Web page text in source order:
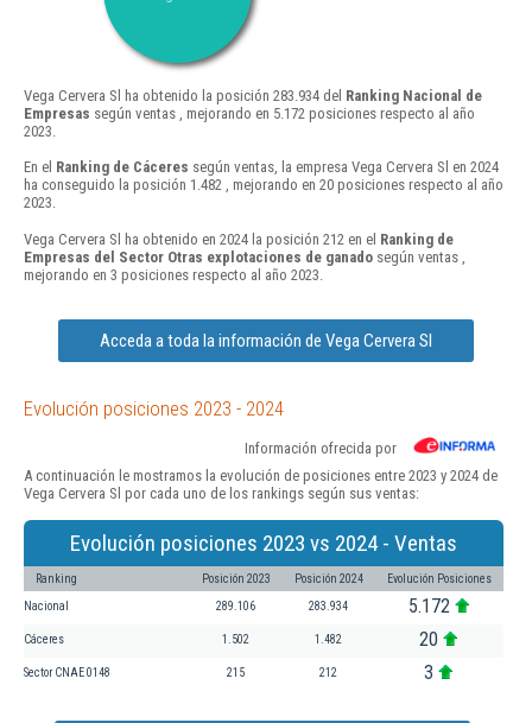
Vega Cervera Sl ha obtenido la posición 283.934 del Ranking Nacional de
Empresas según ventas , mejorando en 5.172 posiciones respecto al año
2023.
En el Ranking de Cáceres según ventas, la empresa Vega Cervera Sl en 2024
ha conseguido la posición 1.482 , mejorando en 20 posiciones respecto al año
2023.
Vega Cervera Sl ha obtenido en 2024 la posición 212 en el Ranking de
Empresas del Sector Otras explotaciones de ganado según ventas ,
mejorando en 3 posiciones respecto al año 2023.
Acceda a toda la información de Vega Cervera Sl
Evolución posiciones 2023 - 2024
Información ofrecida por
A continuación le mostramos la evolución de posiciones entre 2023 y 2024 de
Vega Cervera Sl por cada uno de los rankings según sus ventas:
Evolución posiciones 2023 vs 2024 - Ventas
Ranking Posición 2023 Posición 2024 Evolución Posiciones
Nacional 289.106 283.934 5.172
Cáceres 1.502 1.482 20
Sector CNAE 0148 215 212 3